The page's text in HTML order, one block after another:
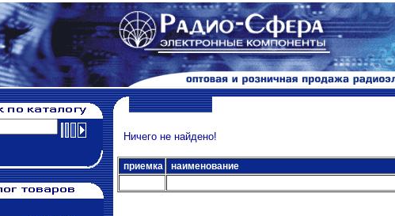
Ничего не найдено!
приемка наименование